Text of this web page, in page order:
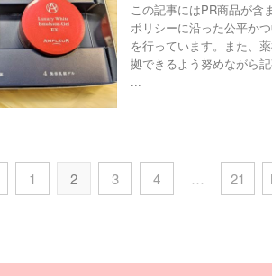
この記事にはPR商品が含
ポリシーに沿った公平か
を行っています。また、
拠できるよう努めながら
...
1 2 3 4 … 21